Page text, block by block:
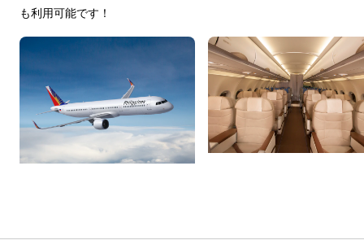
も利用可能です！